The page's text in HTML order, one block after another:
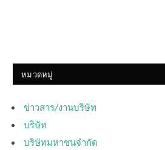
หมวดหมู่
ข่าวสาร/งานบริษัท
บริษัท
บริษัทมหาชนจำกัด